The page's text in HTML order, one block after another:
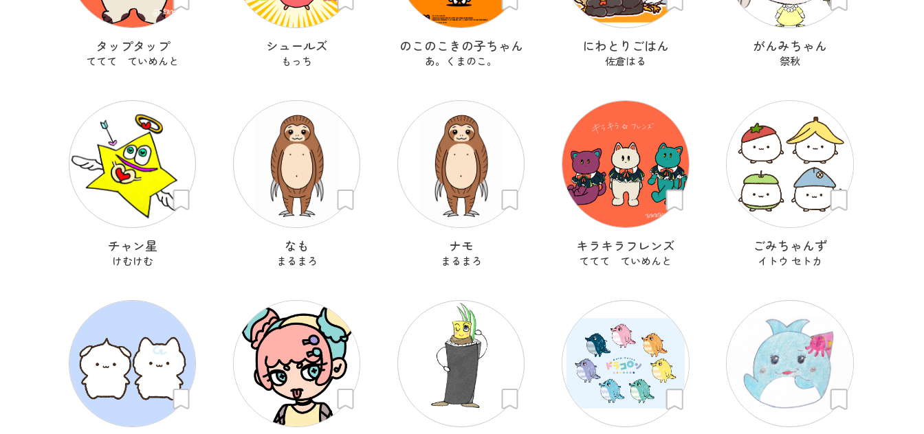
タップタップ
ててて ていめんと
シュールズ
もっち
のこのこきの子ちゃん
あ。くまのこ。
にわとりごはん
佐倉はる
がんみちゃん
祭秋
チャン星
けむけむ
なも
まるまろ
ナモ
まるまろ
キラキラフレンズ
ててて ていめんと
ごみちゃんず
イトウ セトカ